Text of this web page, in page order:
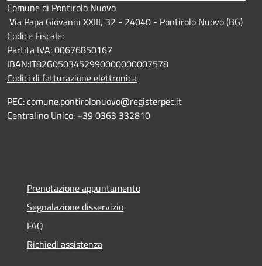
Comune di Pontirolo Nuovo
Via Papa Giovanni XXIII, 32 - 24040 - Pontirolo Nuovo (BG)
Codice Fiscale:
Partita IVA: 00676850167
IBAN:IT82G0503452990000000007578
Codici di fatturazione elettronica
PEC: comune.pontirolonuovo@registerpec.it
Centralino Unico: +39 0363 332810
Prenotazione appuntamento
Segnalazione disservizio
FAQ
Richiedi assistenza